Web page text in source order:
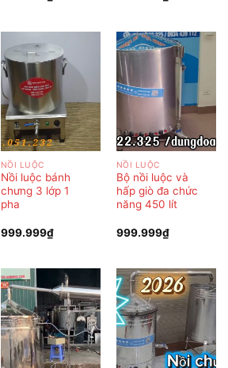
NỒI LUỘC
Nồi luộc bánh
chưng 3 lớp 1
pha
999.999₫
NỒI LUỘC
Bộ nồi luộc và
hấp giò đa chức
năng 450 lít
999.999₫